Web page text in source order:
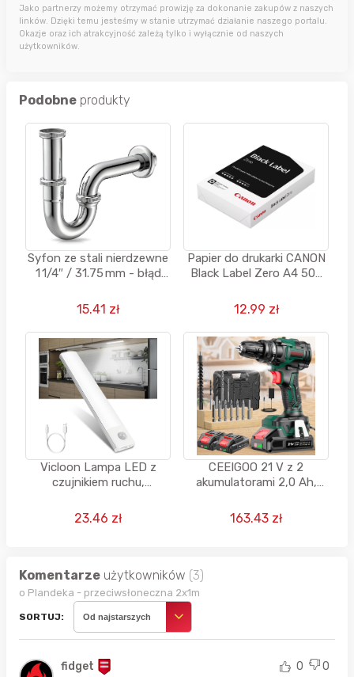
Jako partnerzy możemy otrzymać prowizję za dokonanie zakupów z naszych
linków. Dzięki temu jesteśmy w stanie utrzymać działanie naszego portalu.
Okazje oraz ich atrakcyjność zależą tylko i wyłącznie od naszych
użytkowników.
Podobne produkty
Syfon ze stali nierdzewne
1 1/4″ / 31.75 mm - błąd
15.41 zł
Papier do drukarki CANON
Black Label Zero A4 500
12.99 zł
Vicloon Lampa LED z
czujnikiem ruchu,
możliwość ściemniania +
kabel USB-C
23.46 zł
CEEIGOO 21 V z 2
akumulatorami 2,0 Ah,
163.43 zł
Komentarze użytkowników (3)
o Plandeka - przeciwsłoneczna 2x1m
SORTUJ: Od najstarszych
fidget 0 0